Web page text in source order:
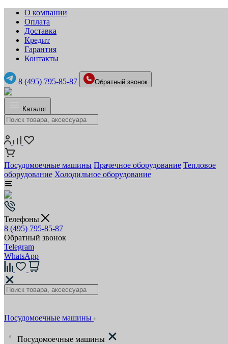
О компании
Оплата
Доставка
Кредит
Гарантия
Контакты
8 (495) 795-85-87 Обратный звонок
Каталог
Посудомоечные машины Прачечное оборудование Тепловое
оборудование Холодильное оборудование
Телефоны
8 (495) 795-85-87
Обратный звонок
Telegram
WhatsApp
Посудомоечные машины
Посудомоечные машины